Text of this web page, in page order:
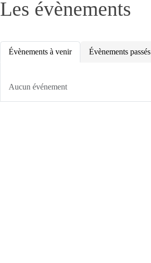
Les évènements
Évènements à venir Évènements passés
Aucun événement